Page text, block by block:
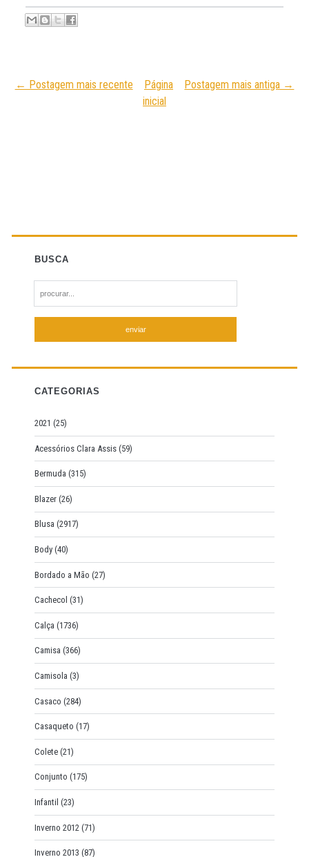
← Postagem mais recente Postagem mais antiga →
Página
inicial
BUSCA
e
h
f
r
:
CATEGORIAS
2021 (25)
Acessórios Clara Assis (59)
Bermuda (315)
Blazer (26)
Blusa (2917)
Body (40)
Bordado a Mão (27)
Cachecol (31)
Calça (1736)
Camisa (366)
Camisola (3)
Casaco (284)
Casaqueto (17)
Colete (21)
Conjunto (175)
Infantil (23)
Inverno 2012 (71)
Inverno 2013 (87)